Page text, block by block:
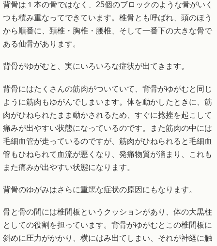
背骨は１本の骨ではなく、25個のブロックのような骨がいく
つも積み重なってできています。椎骨とも呼ばれ、頭のほう
から順番に、頚椎・胸椎・腰椎、そして一番下の大きな骨で
ある仙骨があります。
背骨がゆがむと、実にいろいろな症状が出てきます。
背骨にはたくさんの筋肉がついていて、背骨がゆがむと同じ
ように筋肉もゆがんでしまいます。体を動かしたときに、筋
肉がひねられたまま動かされるため、すぐに捻挫を起こして
痛みが出やすい状態になっているのです。また筋肉の中には
毛細血管が走っているのですが、筋肉がひねられると毛細血
管もひねられて血流が悪くなり、発痛物質が溜まり、これも
また痛みが出やすい状態になります。
背骨のゆがみはさらに重篤な症状の原因にもなります。
骨と骨の間には椎間板というクッションがあり、体の大黒柱
としての役割を担っています。背骨がゆがむとこの椎間板に
斜めに圧力がかかり、横にはみ出てしまい、それが神経に触